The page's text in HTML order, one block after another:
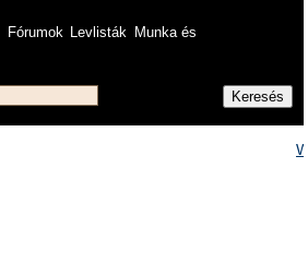
Fórumok Levlisták
Munka és